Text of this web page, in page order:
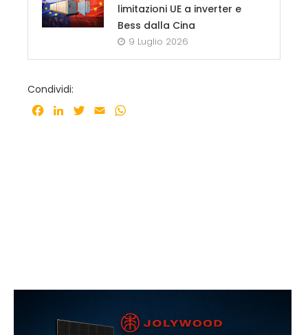
limitazioni UE a inverter e
Bess dalla Cina
9 Luglio 2026
Condividi:
Facebook
LinkedInTwitter
Email